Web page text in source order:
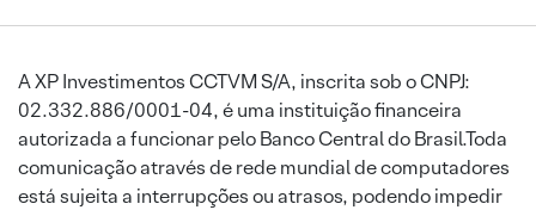
A XP Investimentos CCTVM S/A, inscrita sob o CNPJ:
02.332.886/0001-04, é uma instituição financeira
autorizada a funcionar pelo Banco Central do Brasil.Toda
comunicação através de rede mundial de computadores
está sujeita a interrupções ou atrasos, podendo impedir